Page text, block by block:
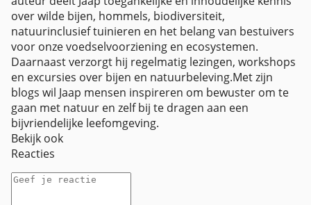
over wilde bijen, hommels, biodiversiteit,
natuurinclusief tuinieren en het belang van bestuivers
voor onze voedselvoorziening en ecosystemen.
Daarnaast verzorgt hij regelmatig lezingen, workshops
en excursies over bijen en natuurbeleving.Met zijn
blogs wil Jaap mensen inspireren om bewuster om te
gaan met natuur en zelf bij te dragen aan een
bijvriendelijke leefomgeving.
Bekijk ook
Reacties